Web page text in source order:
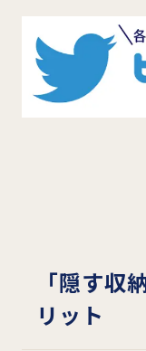
「隠す収
リット